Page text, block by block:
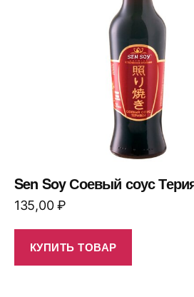
Sen Soy Соевый соус
135,00₽
КУПИТЬ ТОВАР